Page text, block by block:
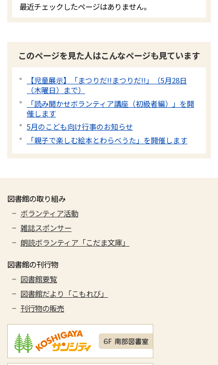
最近チェックしたページはありません。
このページを見た人はこんなページも見ています
【児童展示】「まつりだ!!まつりだ!!」（5月28日
（木曜日）まで）
「読み聞かせボランティア講座（初級者編）」を開
催します
5月のこども向け行事のお知らせ
「親子で楽しむ絵本とわらべうた」を開催します
図書館の取り組み
ボランティア活動
雑誌スポンサー
朗読ボランティア「こだま文庫」
図書館の刊行物
図書館要覧
図書館だより「こもれび」
刊行物の販売